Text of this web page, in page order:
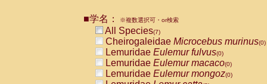
AtelidaeAteles belzebuth
AtelidaeAteles geoffroyi
AtelidaeAteles paniscus(0)
AtelidaeAtelesspp. (0)
AtelidaeLagothrix lagothricha
AtelidaeLagothrix lagothricha cana
PitheciidaeCacajao calvus
■学名： ※複数選択可・or検索
All Species(7)
Cheirogaleidae Microcebus murinus(0)
Lemuridae Eulemur fulvus(0)
Lemuridae Eulemur macaco(0)
Lemuridae Eulemur mongoz(0)